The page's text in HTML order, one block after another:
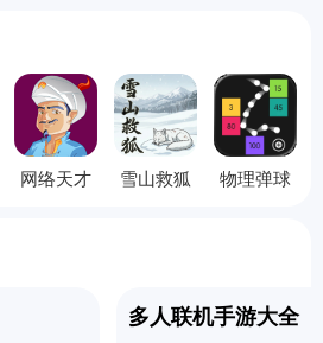
网络天才
雪山救狐
物理弹球
多人联机手游大全